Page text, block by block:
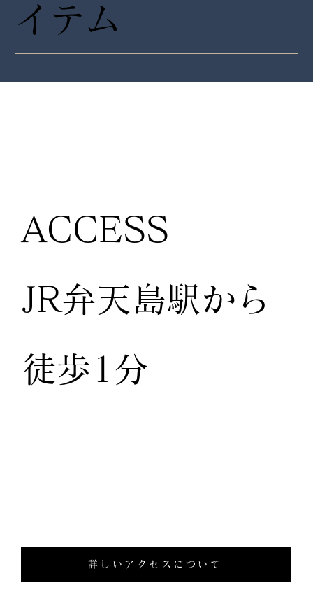
イテム
ACCESS
JR弁天島駅から
徒歩1分
詳しいアクセスについて